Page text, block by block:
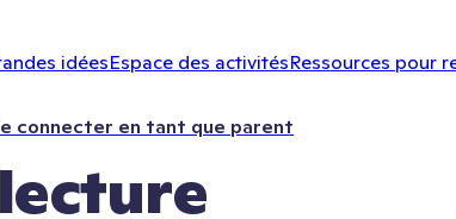
idéesEspace des activitésRessources pour
connecter en tant que parent